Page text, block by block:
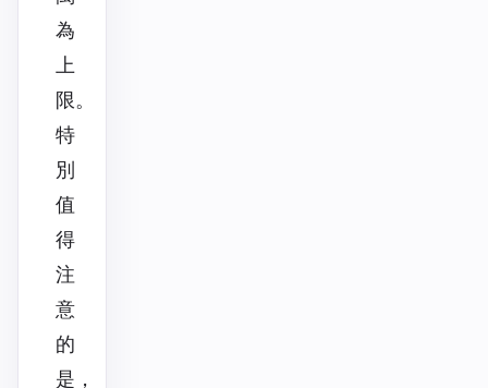
為
上
限。
特
別
值
得
注
意
的
是，